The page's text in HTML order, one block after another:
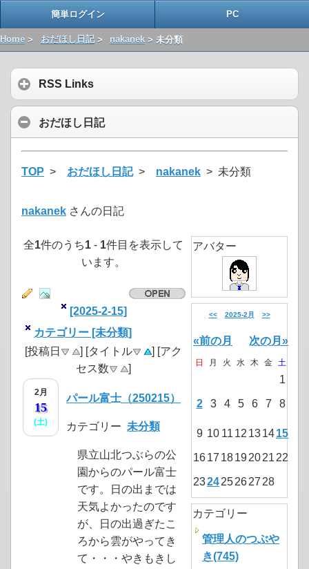
簡単ログイン PC
Home > おだほし日記> nakanek > 未分類
RSS Links
おだほし日記
TOP > おだほし日記> nakanek > 未分類
nakanek さんの日記
全1件のうち1 - 1件目を表示して
います。
[2025-2-15]
カテゴリー [未分類]
[投稿日
] [タイトル
] [アク
セス数
]
2月
15
(土)
パール富士（250215）
カテゴリー 未分類
県立山北つぶらの公
園からのパール富士
です。日の出までは
天気よかったのです
が、日の出過ぎたこ
ろから雲がやってき
て・・・やきもきし
アバター
<< 2025-2月 >>
«前の月 次の月»
日 月 火 水 木 金 土
1
2 3 4 5 6 7 8
9 10 11 12 131415
1617 18192021 22
2324252627 28
カテゴリー
管理人のつぶや
き(745)